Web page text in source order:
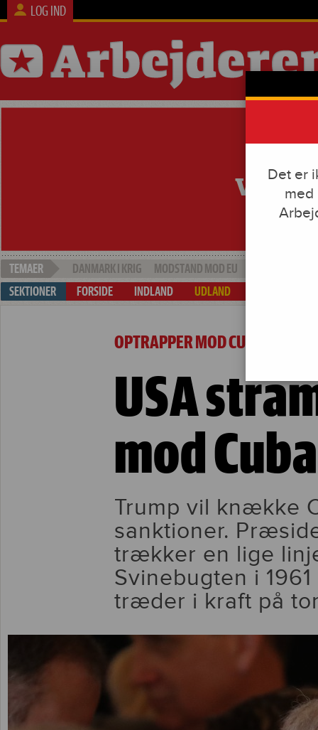
LOG IND
DANMARK I KRIG MODSTAND MOD EU
FORSIDE
INDLAND UDLAND
OPTRAPPER MOD CUBA
USA
mod
Trump vil knække
sanktioner.
trækker en lige
Svinebugten i
træder i kraft på
Det er